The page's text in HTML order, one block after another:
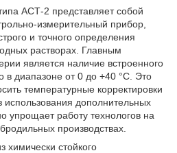
АСТ-2 представляет собой
измерительный прибор,
и точного определения
растворах. Главным
является наличие встроенного
диапазоне от 0 до +40 °С. Это
температурные корректировки
использования дополнительных
упрощает работу технологов на
производствах.
химически стойкого